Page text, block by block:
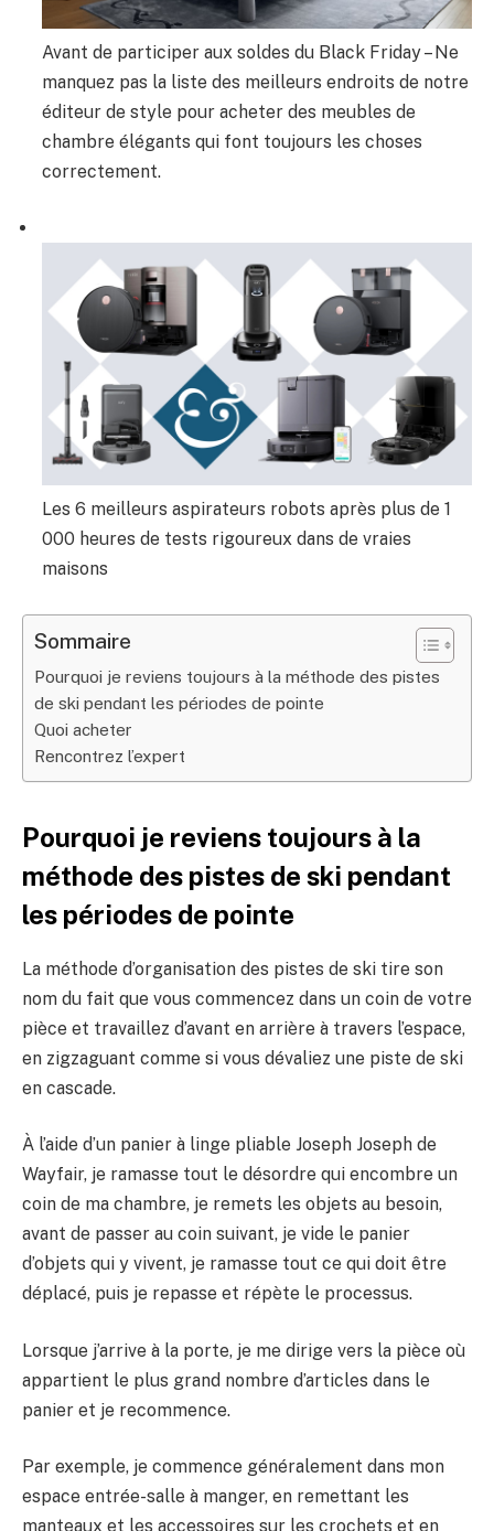
Avant de participer aux soldes du Black Friday – Ne
manquez pas la liste des meilleurs endroits de notre
éditeur de style pour acheter des meubles de
chambre élégants qui font toujours les choses
correctement.
Les 6 meilleurs aspirateurs robots après plus de 1
000 heures de tests rigoureux dans de vraies
maisons
Sommaire
Pourquoi je reviens toujours à la méthode des pistes
de ski pendant les périodes de pointe
Quoi acheter
Rencontrez l’expert
Pourquoi je reviens toujours à la
méthode des pistes de ski pendant
les périodes de pointe
La méthode d’organisation des pistes de ski tire son
nom du fait que vous commencez dans un coin de votre
pièce et travaillez d’avant en arrière à travers l’espace,
en zigzaguant comme si vous dévaliez une piste de ski
en cascade.
À l’aide d’un panier à linge pliable Joseph Joseph de
Wayfair, je ramasse tout le désordre qui encombre un
coin de ma chambre, je remets les objets au besoin,
avant de passer au coin suivant, je vide le panier
d’objets qui y vivent, je ramasse tout ce qui doit être
déplacé, puis je repasse et répète le processus.
Lorsque j’arrive à la porte, je me dirige vers la pièce où
appartient le plus grand nombre d’articles dans le
panier et je recommence.
Par exemple, je commence généralement dans mon
espace entrée-salle à manger, en remettant les
manteaux et les accessoires sur les crochets et en